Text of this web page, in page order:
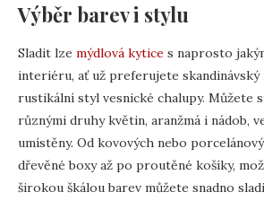
Výběr barev i stylu
Sladit lze mýdlová kytice s naprosto
interiéru, ať už preferujete skandinávský
rustikální styl vesnické chalupy. Můžete
různými druhy květin, aranžmá i nádob,
umístěny. Od kovových nebo
dřevěné boxy až po proutěné košíky,
širokou škálou barev můžete snadno